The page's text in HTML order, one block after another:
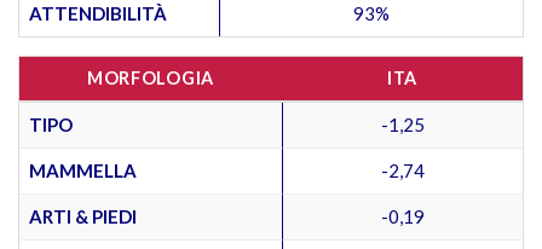
ATTENDIBILITÀ 93%
MORFOLOGIA ITA
TIPO -1,25
MAMMELLA -2,74
ARTI & PIEDI -0,19